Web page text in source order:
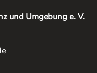
und Umgebung e. V.